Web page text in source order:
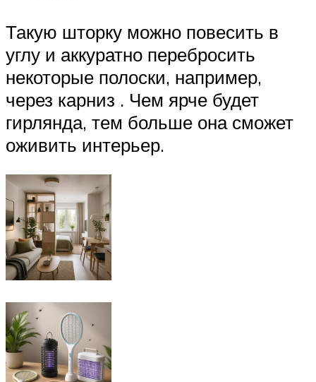
Такую шторку можно повесить в
углу и аккуратно перебросить
некоторые полоски, например,
через карниз . Чем ярче будет
гирлянда, тем больше она сможет
оживить интерьер.